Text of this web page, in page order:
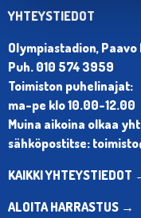
YHTEYSTIEDOT
Olympiastadion,
Puh. 010 574 3959
Toimiston puhelinajat:
ma-pe klo 10.00-12.00
Muina aikoina olkaa
sähköpostitse:
KAIKKI YHTEYSTIEDOT
ALOITA HARRASTUS →